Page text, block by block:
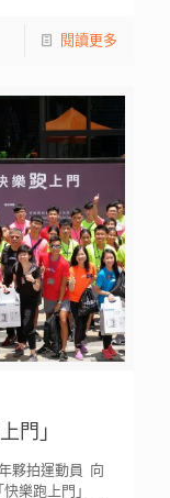
閱讀更多
門」
夥拍運動員 向
快樂跑上門」